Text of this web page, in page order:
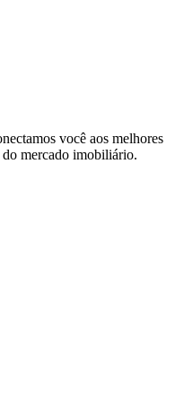
você aos melhores
do mercado imobiliário.